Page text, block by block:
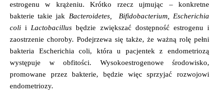
estrogenu w krążeniu. Krótko rzecz ujmując – konkretne
bakterie takie jak Bacteroidetes, Bifidobacterium, Escherichia
coli i Lactobacillus będzie zwiększać dostępność estrogenu i
zaostrzenie choroby. Podejrzewa się także, że ważną rolę pełni
bakteria Escherichia coli, która u pacjentek z endometriozą
występuje w obfitości. Wysokoestrogenowe środowisko,
promowane przez bakterie, będzie więc sprzyjać rozwojowi
endometriozy.